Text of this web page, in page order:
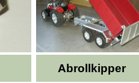
Abrollkipper